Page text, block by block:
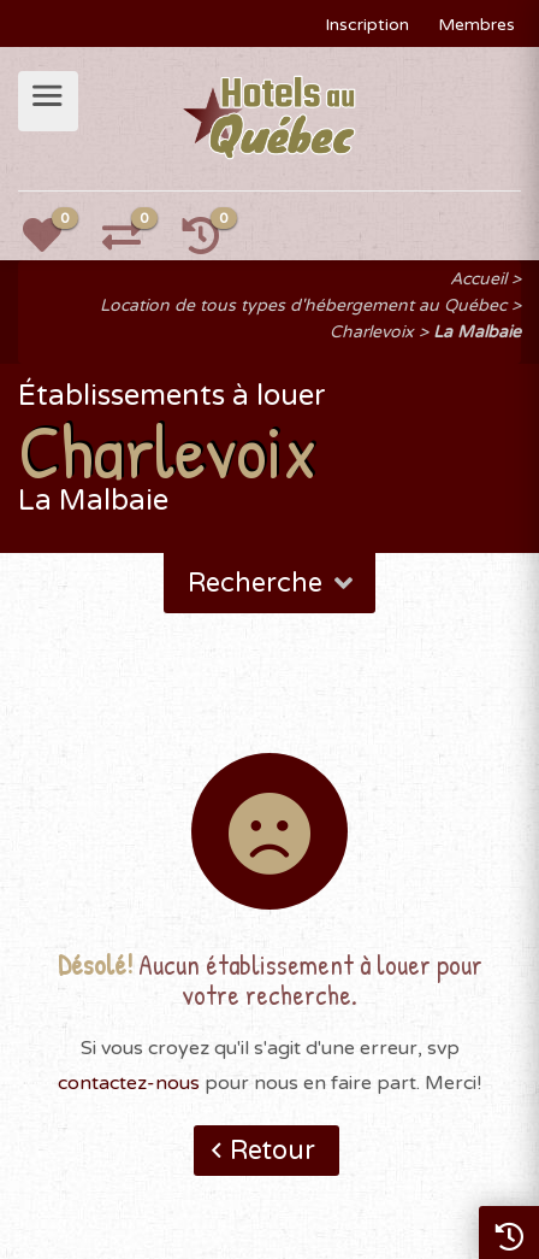
Inscription Membres
0 0 0
Accueil
Location de tous types d'hébergement au Québec
Charlevoix
La Malbaie
Établissements à louer
Charlevoix
La Malbaie
Recherche
Désolé!Aucun établissement à louer pour
votre recherche.
Si vous croyez qu'il s'agit d'une erreur, svp
contactez-nous pour nous en faire part. Merci!
Retour